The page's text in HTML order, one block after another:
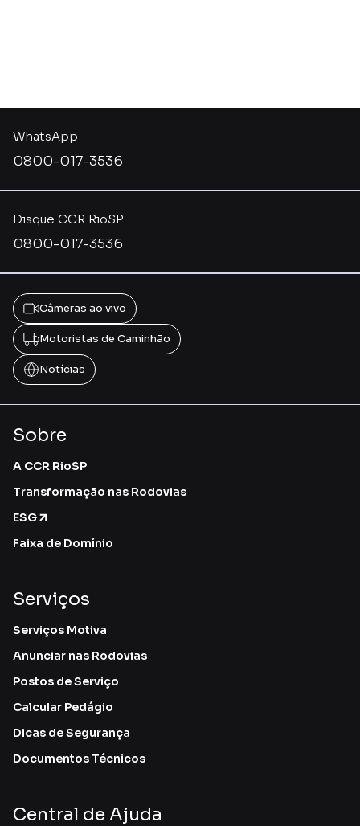
Disque CCR RioSP
0800-017-3536
WhatsApp
0800-017-3536
Câmeras ao vivo
Motoristas de Caminhão
Notícias
Sobre
A CCR RioSP
Transformação nas Rodovias
ESG
Faixa de Domínio
Serviços
Serviços Motiva
Anunciar nas Rodovias
Postos de Serviço
Calcular Pedágio
Dicas de Segurança
Documentos Técnicos
Central de Ajuda